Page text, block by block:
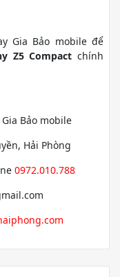
Gia Bảo mobile để
Z5 Compact chính
Bảo mobile
Hải Phòng
0972.010.788